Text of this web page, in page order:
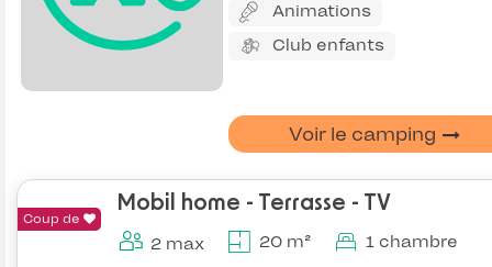
Animations
Club enfants
Voir le camping
Coup de
Mobil home - Terrasse - TV
2 max 20 m² 1 chambre